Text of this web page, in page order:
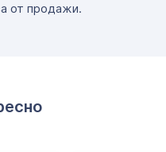
от продажи.